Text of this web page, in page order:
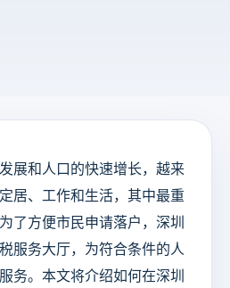
展和人口的快速增长，越来
居、工作和生活，其中最重
了方便市民申请落户，深圳
服务大厅，为符合条件的人
务。本文将介绍如何在深圳